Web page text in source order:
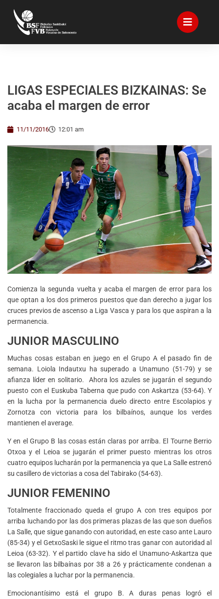
LIGAS ESPECIALES BIZKAINAS: Se
acaba el margen de error
11/11/2016 12:01 am
Comienza la segunda vuelta y acaba el margen de error para los
que optan a los dos primeros puestos que dan derecho a jugar los
cruces previos de ascenso a Liga Vasca y para los que aspiran a la
permanencia.
JUNIOR MASCULINO
Muchas cosas estaban en juego en el Grupo A el pasado fin de
semana. Loiola Indautxu ha superado a Unamuno (51-79) y se
afianza líder en solitario. Ahora los azules se jugarán el segundo
puesto con el Euskuba Taberna que pudo con Askartza (53-64). Y
en la lucha por la permanencia duelo directo entre Escolapios y
Zornotza con victoria para los bilbaínos, aunque los verdes
mantienen el average.
Y en el Grupo B las cosas están claras por arriba. El Tourne Berrio
Otxoa y el Leioa se jugarán el primer puesto mientras los otros
cuatro equipos lucharán por la permanencia ya que La Salle estrenó
su casillero de victorias a cosa del Tabirako (54-63).
JUNIOR FEMENINO
Totalmente fraccionado queda el grupo A con tres equipos por
arriba luchando por las dos primeras plazas de las que son dueños
La Salle, que sigue ganando con autoridad, en este caso ante Lauro
(85-34) y el GetxoSaski le sigue el ritmo tras ganar con autoridad al
Leioa (63-32). Y el partido clave ha sido el Unamuno-Askartza que
se llevaron las bilbaínas por 38 a 26 y prácticamente condenan a
las colegiales a luchar por la permanencia.
Emocionantísimo está el grupo B. A duras penas logró el